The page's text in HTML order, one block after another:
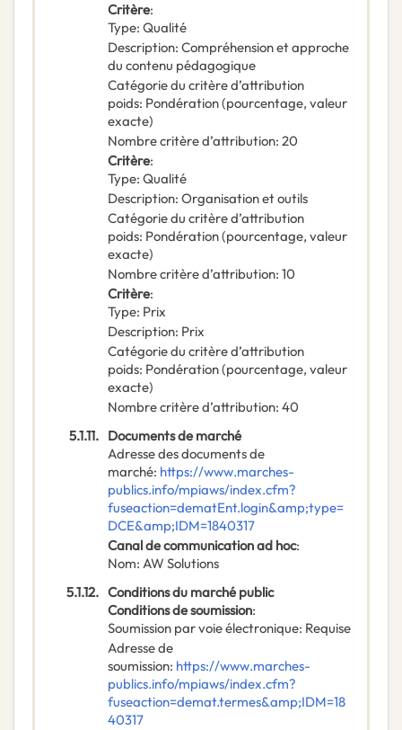
Critère:
Type: Qualité
Description: Compréhension et approche
du contenu pédagogique
Catégorie du critère d’attribution
poids: Pondération (pourcentage, valeur
exacte)
Nombre critère d’attribution: 20
Critère:
Type: Qualité
Description: Organisation et outils
Catégorie du critère d’attribution
poids: Pondération (pourcentage, valeur
exacte)
Nombre critère d’attribution: 10
Critère:
Type: Prix
Description: Prix
Catégorie du critère d’attribution
poids: Pondération (pourcentage, valeur
exacte)
Nombre critère d’attribution: 40
5.1.11. Documents de marché
Adresse des documents de
marché: https://www.marches-
publics.info/mpiaws/index.cfm?
fuseaction=dematEnt.login&amp;type=
DCE&amp;IDM=1840317
Canal de communication ad hoc:
Nom: AW Solutions
5.1.12. Conditions du marché public
Conditions de soumission:
Soumission par voie électronique: Requise
Adresse de
soumission: https://www.marches-
publics.info/mpiaws/index.cfm?
fuseaction=demat.termes&amp;IDM=18
40317